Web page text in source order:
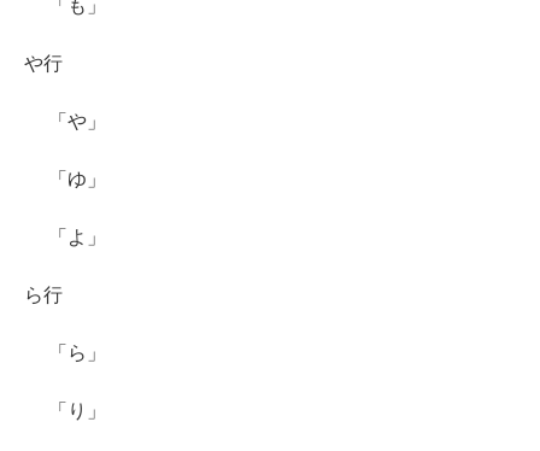
「も」
や行
「や」
「ゆ」
「よ」
ら行
「ら」
「り」